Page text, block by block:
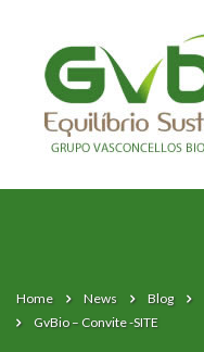
Home News Blog
GvBio – Convite -SITE